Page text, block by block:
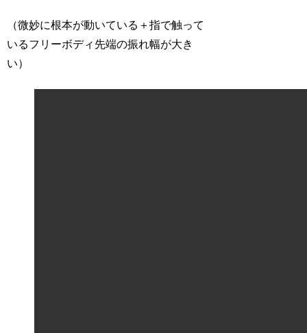
（微妙に根本が動いている＋指で触って
いるフリーボディ先端の振れ幅が大き
い）